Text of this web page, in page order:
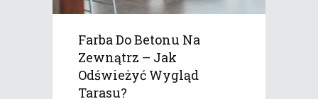
Farba Do Betonu Na
Zewnątrz – Jak
Odświeżyć Wygląd
Tarasu?